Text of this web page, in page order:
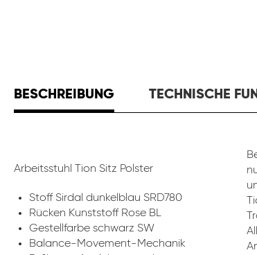
BESCHREIBUNG TECHNISCHE
Arbeitsstuhl Tion Sitz Polster
Stoff Sirdal dunkelblau SRD780
Rücken Kunststoff Rose BL
Gestellfarbe schwarz SW
Balance-Movement-Mechanik